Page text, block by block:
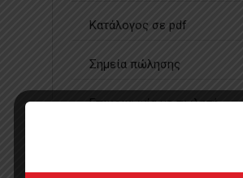
Κατάλογος σε pdf
Σημεία πώλησης
Επικοινωνία με πωλητή